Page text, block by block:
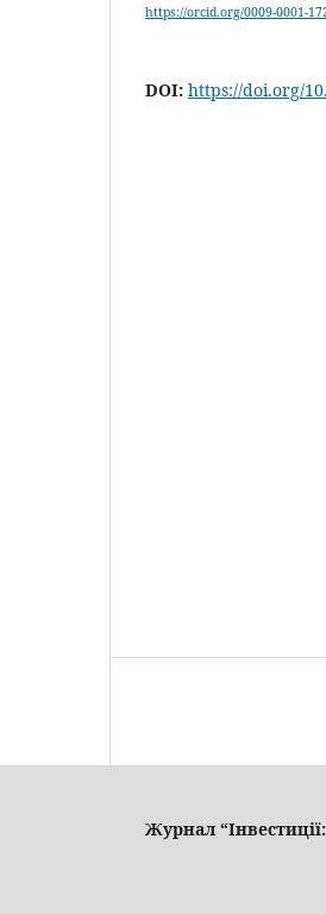
https://orcid.org/0009-0001-
DOI: https://doi.org/
Журнал